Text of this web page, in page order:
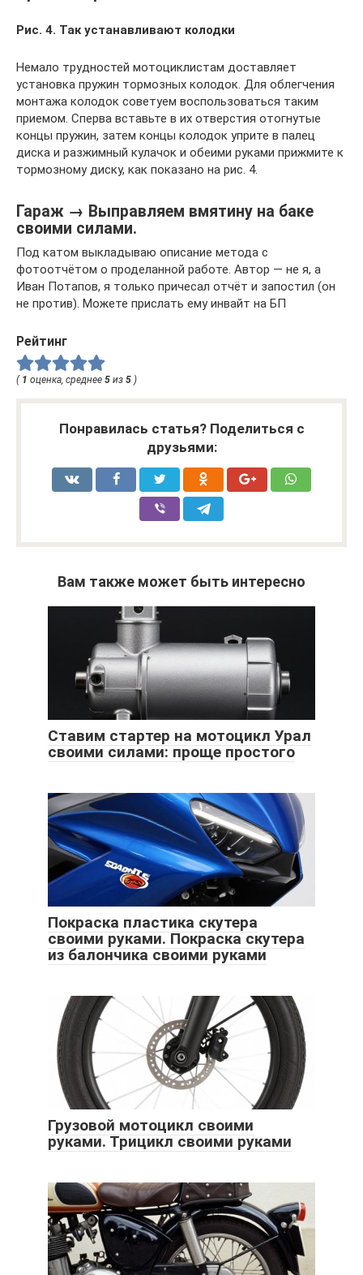
Рис. 4. Так устанавливают колодки
Немало трудностей мотоциклистам доставляет
установка пружин тормозных колодок. Для облегчения
монтажа колодок советуем воспользоваться таким
приемом. Сперва вставьте в их отверстия отогнутые
концы пружин, затем концы колодок уприте в палец
диска и разжимный кулачок и обеими руками прижмите к
тормозному диску, как показано на рис. 4.
Гараж → Выправляем вмятину на баке
своими силами.
Под катом выкладываю описание метода с
фотоотчётом о проделанной работе. Автор — не я, а
Иван Потапов, я только причесал отчёт и запостил (он
не против). Можете прислать ему инвайт на БП
Рейтинг
( 1 оценка, среднее 5 из 5 )
Понравилась статья? Поделиться с
друзьями:
Вам также может быть интересно
Ставим стартер на мотоцикл Урал
своими силами: проще простого
Покраска пластика скутера
своими руками. Покраска скутера
из балончика своими руками
Грузовой мотоцикл своими
руками. Трицикл своими руками